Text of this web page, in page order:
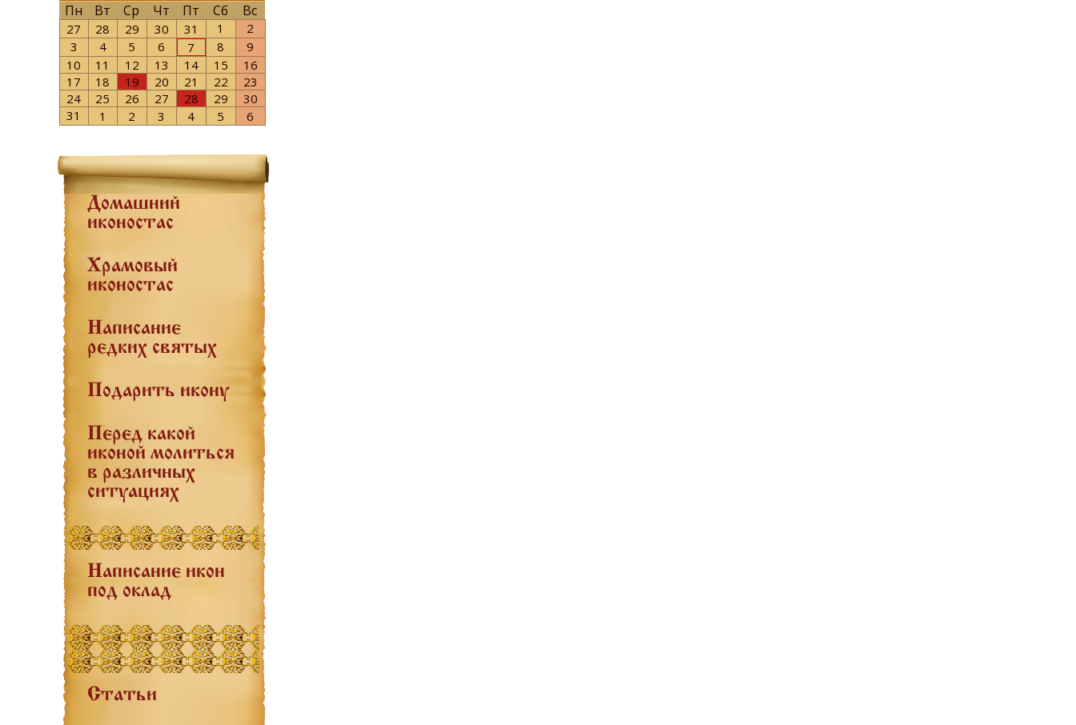
Пн
Вт Ср Чт Пт Сб Вс
27 28 29 30 31 1
2
3
4 5 6 7 8
9
10
11 12 13 14 15
16
17
18 19 20 21 22
23
24
25 26 27 28 29
30
31
1 2 3 4 5 6
Домашний
иконостас
Храмовый
иконостас
Написание
редких святых
Подарить икону
Перед какой
иконой молиться
в различных
ситуациях
Написание икон
под оклад
Статьи